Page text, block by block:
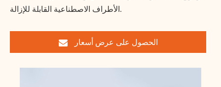
الأطراف الاصطناعية القابلة للإزالة.
الحصول على عرض أسعار